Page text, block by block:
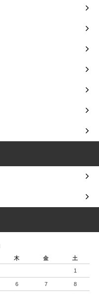
木 金 土
1
6 7 8